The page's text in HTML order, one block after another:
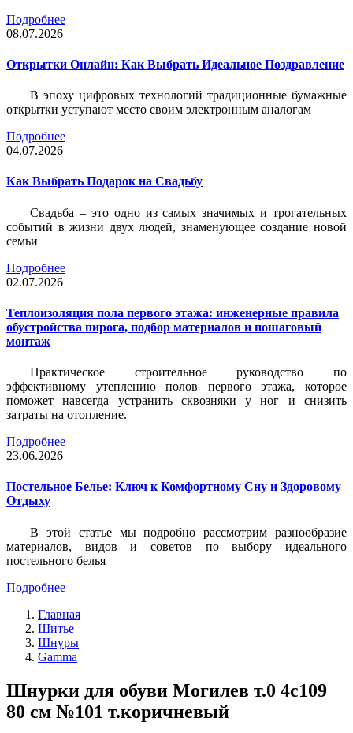
Подробнее
08.07.2026
Открытки Онлайн: Как Выбрать Идеальное Поздравление
В эпоху цифровых технологий традиционные бумажные
открытки уступают место своим электронным аналогам
Подробнее
04.07.2026
Как Выбрать Подарок на Свадьбу
Свадьба – это одно из самых значимых и трогательных
событий в жизни двух людей, знаменующее создание новой
семьи
Подробнее
02.07.2026
Теплоизоляция пола первого этажа: инженерные правила
обустройства пирога, подбор материалов и пошаговый
монтаж
Практическое строительное руководство по
эффективному утеплению полов первого этажа, которое
поможет навсегда устранить сквозняки у ног и снизить
затраты на отопление.
Подробнее
23.06.2026
Постельное Белье: Ключ к Комфортному Сну и Здоровому
Отдыху
В этой статье мы подробно рассмотрим разнообразие
материалов, видов и советов по выбору идеального
постельного белья
Подробнее
Главная
Шитье
Шнуры
Gamma
Шнурки для обуви Могилев т.0 4с109
80 см №101 т.коричневый